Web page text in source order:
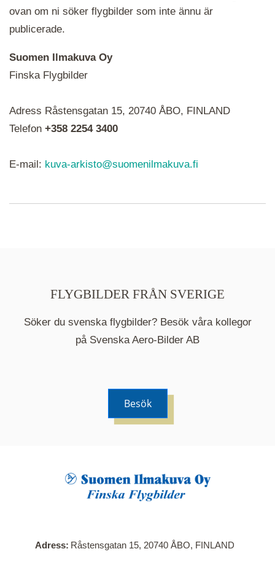
ikoner är det en serie i varje. Utplacerade bilder
syns som nålar istället.
När du klickar på en serie så öppnas en ny flik.
Här visas en karta över bilder med kända
ovan om ni söker flygbilder som inte ännu är
publicerade.
Suomen Ilmakuva Oy
Finska Flygbilder
Adress Råstensgatan 15, 20740 ÅBO, FINLAND
Telefon +358 2254 3400
E-mail: kuva-arkisto@suomenilmakuva.fi
FLYGBILDER FRÅN SVERIGE
Söker du svenska flygbilder? Besök våra kollegor
på Svenska Aero-Bilder AB
Besök
Adress Råstensgatan 15, 20740 ÅBO, FINLAND